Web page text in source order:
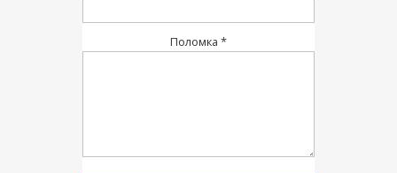
Поломка *